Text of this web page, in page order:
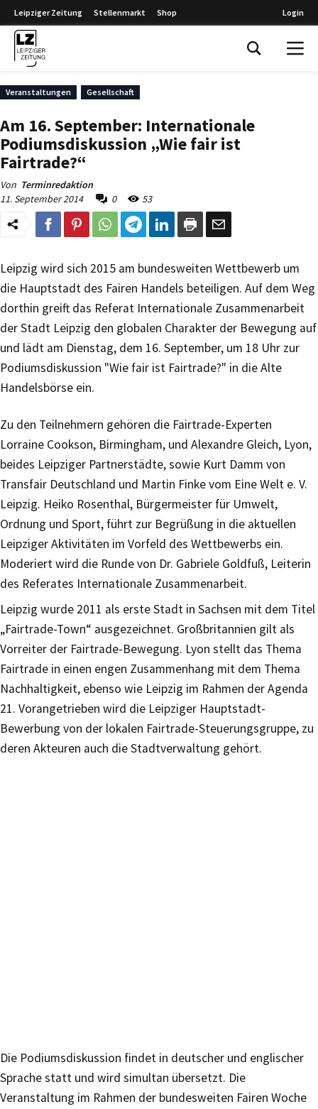
Leipziger Zeitung Stellenmarkt Shop Login
Veranstaltungen Gesellschaft
Am 16. September: Internationale
Podiumsdiskussion „Wie fair ist
Fairtrade?“
Von Terminredaktion
11. September 2014
0 53
Leipzig wird sich 2015 am bundesweiten Wettbewerb um
die Hauptstadt des Fairen Handels beteiligen. Auf dem Weg
dorthin greift das Referat Internationale Zusammenarbeit
der Stadt Leipzig den globalen Charakter der Bewegung auf
und lädt am Dienstag, dem 16. September, um 18 Uhr zur
Podiumsdiskussion "Wie fair ist Fairtrade?" in die Alte
Handelsbörse ein.
Zu den Teilnehmern gehören die Fairtrade-Experten
Lorraine Cookson, Birmingham, und Alexandre Gleich, Lyon,
beides Leipziger Partnerstädte, sowie Kurt Damm von
Transfair Deutschland und Martin Finke vom Eine Welt e. V.
Leipzig. Heiko Rosenthal, Bürgermeister für Umwelt,
Ordnung und Sport, führt zur Begrüßung in die aktuellen
Leipziger Aktivitäten im Vorfeld des Wettbewerbs ein.
Moderiert wird die Runde von Dr. Gabriele Goldfuß, Leiterin
des Referates Internationale Zusammenarbeit.
Leipzig wurde 2011 als erste Stadt in Sachsen mit dem Titel
„Fairtrade-Town“ ausgezeichnet. Großbritannien gilt als
Vorreiter der Fairtrade-Bewegung. Lyon stellt das Thema
Fairtrade in einen engen Zusammenhang mit dem Thema
Nachhaltigkeit, ebenso wie Leipzig im Rahmen der Agenda
21. Vorangetrieben wird die Leipziger Hauptstadt-
Bewerbung von der lokalen Fairtrade-Steuerungsgruppe, zu
deren Akteuren auch die Stadtverwaltung gehört.
Die Podiumsdiskussion findet in deutscher und englischer
Sprache statt und wird simultan übersetzt. Die
Veranstaltung im Rahmen der bundesweiten Fairen Woche